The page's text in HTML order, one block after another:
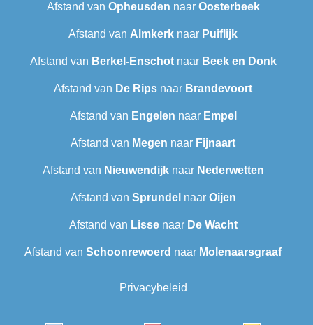
Afstand van Opheusden naar Oosterbeek
Afstand van Almkerk naar Puiflijk
Afstand van Berkel-Enschotnaar Beek en Donk
Afstand van De Rips naar Brandevoort
Afstand van Engelen naar Empel
Afstand van Megen naar Fijnaart
Afstand van Nieuwendijknaar Nederwetten
Afstand van Sprundel naar Oijen
Afstand van Lissenaar De Wacht
Afstand van Schoonrewoerd naar Molenaarsgraaf
Privacybeleid